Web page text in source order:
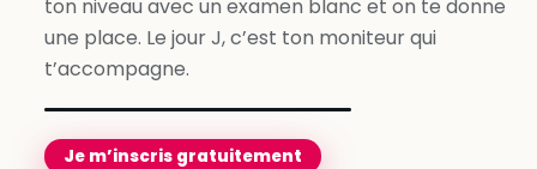
ton niveau avec un examen blanc et on te donne
une place. Le jour J, c’est ton moniteur qui
t’accompagne.
Je m’inscris gratuitement